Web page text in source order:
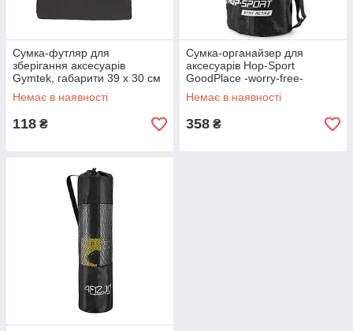
Сумка-футляр для
зберігання аксесуарів
Gymtek, габарити 39 х 30 см
GoodPlace -worry-free-
shopping-
Немає в наявності
118 ₴
Сумка-органайзер для
аксесуарів Hop-Sport
GoodPlace -worry-free-
shopping-
Немає в наявності
358 ₴